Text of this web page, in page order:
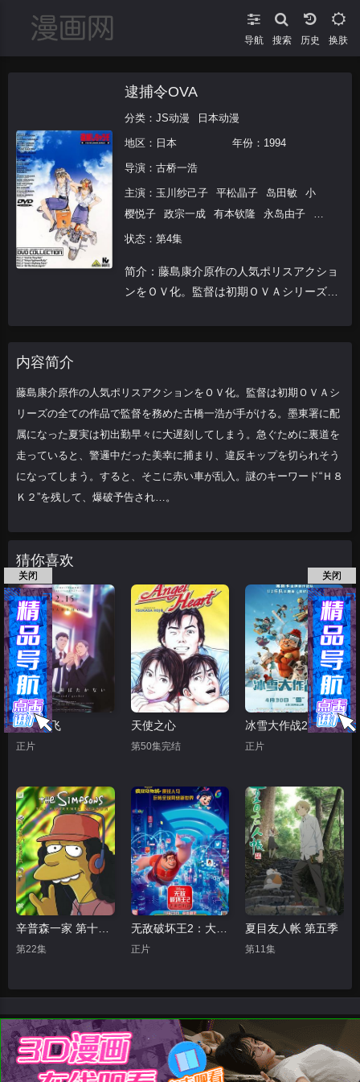
导航 搜索 换肤
逮捕令OVA
分类： JS动漫 日本动漫
地区： 日本 年份： 1994
导演： 古桥一浩
主演： 玉川纱己子 平松晶子 岛田敏
小
樱悦子
政宗一成 有本钦隆 永岛由子
松
山鹰志
冈田达也
状态：第4集
简介：藤島康介原作の人気ポリスアクショ
ンをＯＶ化。監督は初期ＯＶＡシリーズの
内容简介
藤島康介原作の人気ポリスアクションをＯＶ化。監督は初期ＯＶＡシ
リーズの全ての作品で監督を務めた古橋一浩が手がける。墨東署に配
属になった夏実は初出勤早々に大遅刻してしまう。急ぐために裏道を
走っていると、警邏中だった美幸に捕まり、違反キップを切られそう
になってしまう。すると、そこに赤い車が乱入。謎のキーワード“Ｈ８
Ｋ２”を残して、爆破予告され…。
猜你喜欢
鸣鸟不飞
正片
天使之心
第50集完结
冰雪大作战2（原声版）
正片
第22集
无敌破坏王2：大闹互联网
正片
夏目友人帐 第五季
第11集
关闭 关闭